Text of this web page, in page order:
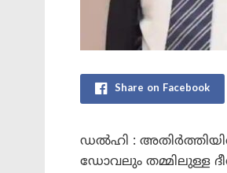
Share on Facebook
ഡൽഹി :
ഡോവലും തമ്മിലുള്ള